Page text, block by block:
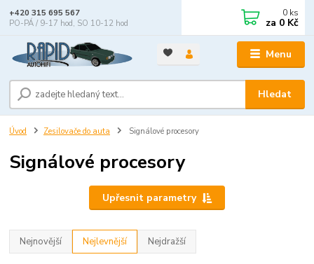
Menu
Hledat
+420 315 695 567
PO-PÁ / 9-17 hod, SO 10-12 hod
0 ks
za 0 Kč
Úvod Zesilovače do auta Signálové procesory
Signálové procesory
Upřesnit parametry
Nejnovější Nejlevnější Nejdražší